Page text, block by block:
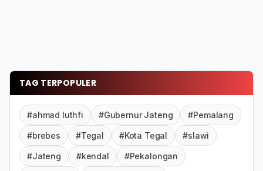
TAG TERPOPULER
#ahmad luthfi #Gubernur Jateng #Pemalang
#brebes #Tegal #Kota Tegal #slawi
#Jateng #kendal #Pekalongan